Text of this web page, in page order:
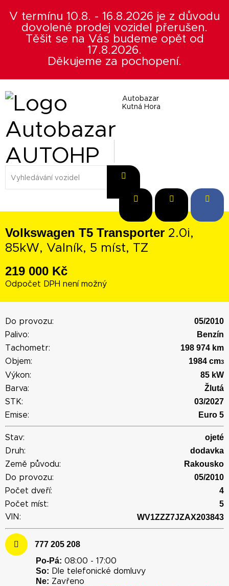
V termínu 10.8. - 16.8.2026 je z důvodu
dovolené prodej vozidel přerušen.
Těšit se na Vás budeme opět od
17.8.2026.
Děkujeme za pochopení.
Autobazar
Kutná Hora
Volkswagen T5 Transporter 2.0i,
85kW, Valník, 5 míst, TZ
219 000 Kč
Odpočet DPH není možný
Do provozu: 05/2010
Palivo: Benzín
Tachometr: 198 974 km
Objem: 1984 cm3
Výkon: 85 kW
Barva: Žlutá
STK: 03/2027
Emise: Euro 5
Stav: ojeté
Druh: dodavka
Země původu: Rakousko
Do provozu: 05/2010
Počet dveří: 4
Počet míst: 5
VIN: WV1ZZZ7JZAX203843
777 205 208
Po-Pá: 08:00 - 17:00
So: Dle telefonické domluvy
Ne: Zavřeno